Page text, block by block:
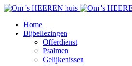
Home
Bijbellezingen
Offerdienst
Psalmen
Gelijkenissen